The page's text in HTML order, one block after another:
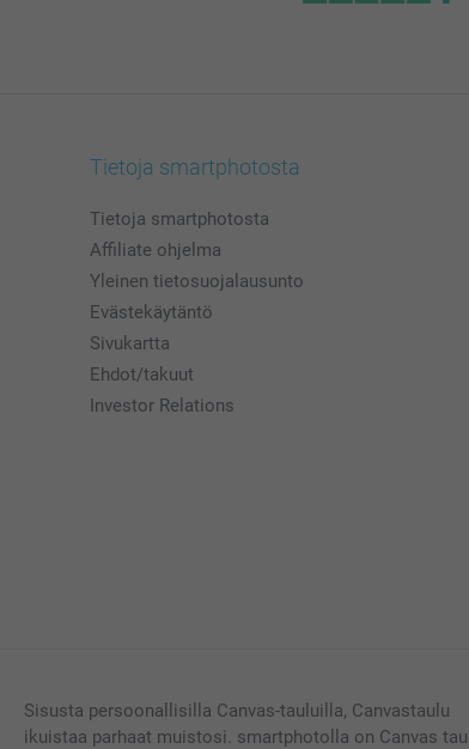
Tietoja smartphotosta
Tietoja smartphotosta
Affiliate ohjelma
Yleinen tietosuojalausunto
Evästekäytäntö
Sivukartta
Ehdot/takuut
Investor Relations
Sisusta persoonallisilla Canvas-tauluilla, Canvastaulu
ikuistaa parhaat muistosi. smartphotolla on Canvas